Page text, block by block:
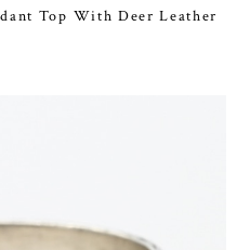
Top With Deer Leather